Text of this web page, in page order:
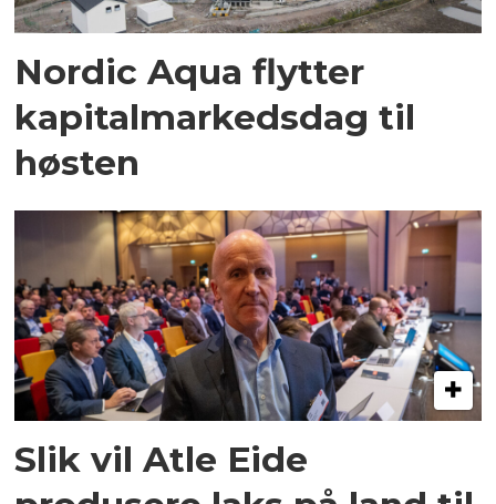
Nordic Aqua flytter
kapital­markedsdag til
høsten
Slik vil Atle Eide